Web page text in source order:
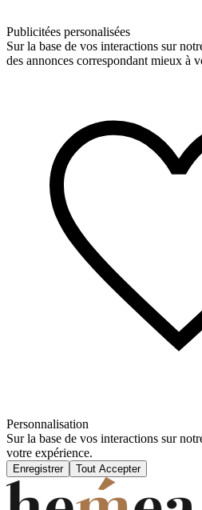
Publicitées personalisées
Sur la base de vos interactions sur
des annonces correspondant mieux à
Personnalisation
Sur la base de vos interactions sur
votre expérience.
Enregistrer Tout Accepter